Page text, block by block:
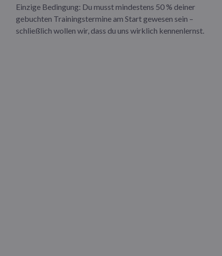
Einzige Bedingung: Du musst mindestens 50 % deiner
gebuchten Trainingstermine am Start gewesen sein –
schließlich wollen wir, dass du uns wirklich kennenlernst.